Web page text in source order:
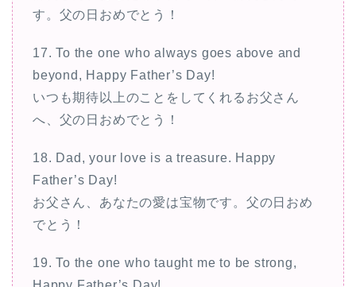
す。父の日おめでとう！
17. To the one who always goes above and
beyond, Happy Father’s Day!
いつも期待以上のことをしてくれるお父さん
へ、父の日おめでとう！
18. Dad, your love is a treasure. Happy
Father’s Day!
お父さん、あなたの愛は宝物です。父の日おめ
でとう！
19. To the one who taught me to be strong,